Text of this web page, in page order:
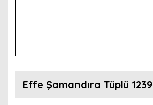
Effe Şamandıra Tüplü 1239